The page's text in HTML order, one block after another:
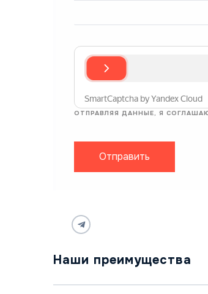
ОТПРАВЛЯЯ ДАННЫЕ, Я
Отправить
Наши преимущества